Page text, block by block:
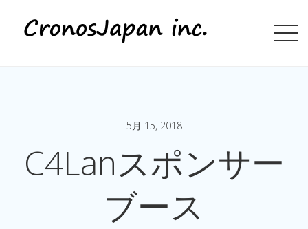
5月 15, 2018
C4Lanスポンサー
ブース